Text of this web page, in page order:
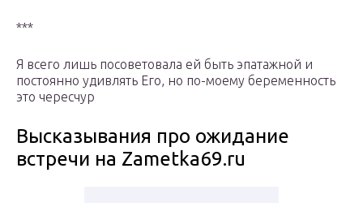
***
Я всего лишь посоветовала ей быть эпатажной и
постоянно удивлять Его, но по-моему беременность
это чересчур
Высказывания про ожидание
встречи на Zametka69.ru